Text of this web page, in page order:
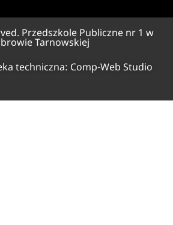
Przedszkole Publiczne nr 1 w
Tarnowskiej
techniczna: Comp-Web Studio